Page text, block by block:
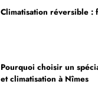
Climatisation réversible :
Pourquoi choisir un
et climatisation à Nîmes